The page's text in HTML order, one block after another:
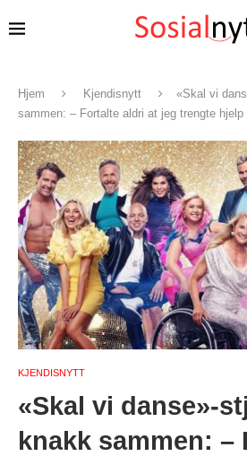
Hjem Kjendisnytt
«Skal vi
sammen: – Fortalte aldri at jeg trengte hjelp
KJENDISNYTT
«Skal vi danse»-
knakk sammen: –